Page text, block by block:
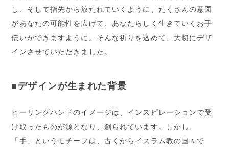
し、そして指先から放たれていくように、たくさんの意図
があなたの可能性を広げて、あなたらしく生きていくお手
伝いができますように。そんな祈りを込めて、大切にデザ
インさせていただきました。
■デザインが生まれた背景
ヒーリングハンドのイメージは、インスピレーションで受
け取ったものが源となり、創られています。しかし、
「手」というモチーフは、古くからイスラム教の国々で